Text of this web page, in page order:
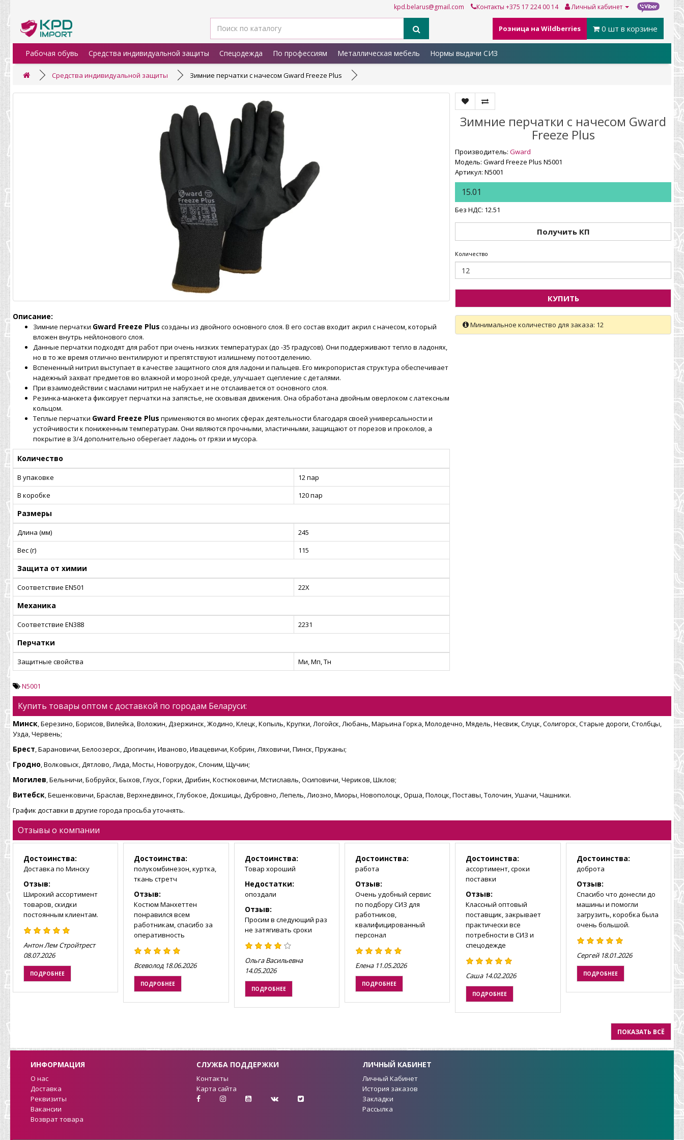
kpd.belarus@gmail.com Контакты +375 17 224 00 14 Личный кабинет
Розница на Wildberries 0 шт в корзине
Рабочая обувь Средства индивидуальной защиты Спецодежда По профессиям Металлическая мебель Нормы выдачи СИЗ
Средства индивидуальной защиты Зимние перчатки с начесом Gward Freeze Plus
Описание:
Зимние перчатки Gward Freeze Plus созданы из двойного основного слоя. В его состав входит акрил с начесом, который
вложен внутрь нейлонового слоя.
Данные перчатки подходят для работ при очень низких температурах (до -35 градусов). Они поддерживают тепло в ладонях,
но в то же время отлично вентилируют и препятствуют излишнему потоотделению.
Вспененный нитрил выступает в качестве защитного слоя для ладони и пальцев. Его микропористая структура обеспечивает
надежный захват предметов во влажной и морозной среде, улучшает сцепление с деталями.
При взаимодействии с маслами нитрил не набухает и не отслаивается от основного слоя.
Резинка-манжета фиксирует перчатки на запястье, не сковывая движения. Она обработана двойным оверлоком с латексным
кольцом.
Теплые перчатки Gward Freeze Plus применяются во многих сферах деятельности благодаря своей универсальности и
устойчивости к пониженным температурам. Они являются прочными, эластичными, защищают от порезов и проколов, а
покрытие в 3/4 дополнительно оберегает ладонь от грязи и мусора.
Количество
В упаковке
12 пар
В коробке
120 пар
Размеры
Длина (мм)
245
Вес (г)
115
Защита от химии
Соответствие EN501 22X
Механика
Соответствие EN388 2231
Перчатки
Защитные свойства Ми, Мп, Тн
Зимние перчатки с начесом Gward
Freeze Plus
Производитель:Gward
Модель: Gward Freeze Plus N5001
Артикул: N5001
15.01
Без НДС: 12.51
Получить КП
Количество
КУПИТЬ
Минимальное количество для заказа: 12
N5001
Купить товары оптом с доставкой по городам Беларуси:
Минск, Березино, Борисов, Вилейка, Воложин, Дзержинск, Жодино, Клецк, Копыль, Крупки, Логойск, Любань, Марьина Горка, Молодечно, Мядель, Несвиж, Слуцк, Солигорск, Старые дороги, Столбцы,
Узда, Червень;
Брест, Барановичи, Белоозерск, Дрогичин, Иваново, Ивацевичи, Кобрин, Ляховичи, Пинск, Пружаны;
Гродно, Волковыск, Дятлово, Лида, Мосты, Новогрудок, Слоним, Щучин;
Могилев, Белыничи, Бобруйск, Быхов, Глуск, Горки, Дрибин, Костюковичи, Мстиславль, Осиповичи, Чериков, Шклов;
Витебск, Бешенковичи, Браслав, Верхнедвинск, Глубокое, Докшицы, Дубровно, Лепель, Лиозно, Миоры, Новополоцк, Орша, Полоцк, Поставы, Толочин, Ушачи, Чашники.
График доставки в другие города просьба уточнять.
Отзывы о компании
Достоинства:
Доставка по Минску
Отзыв:
Широкий ассортимент
товаров, скидки
постоянным клиентам.
Антон Лем Стройтрест
08.07.2026
ПОДРОБНЕЕ
Достоинства:
полукомбинезон, куртка,
ткань стретч
Отзыв:
Костюм Манхеттен
понравился всем
работникам, спасибо за
оперативность
Всеволод 18.06.2026
ПОДРОБНЕЕ
Достоинства:
Товар хороший
Недостатки:
опоздали
Отзыв:
Просим в следующий раз
не затягивать сроки
Ольга Васильевна
14.05.2026
ПОДРОБНЕЕ
Достоинства:
работа
Отзыв:
Очень удобный сервис
по подбору СИЗ для
работников,
квалифицированный
персонал
Елена 11.05.2026
ПОДРОБНЕЕ
Достоинства:
ассортимент, сроки
поставки
Отзыв:
Классный оптовый
поставщик, закрывает
практически все
потребности в СИЗ и
спецодежде
Саша 14.02.2026
ПОДРОБНЕЕ
Достоинства:
доброта
Отзыв:
Спасибо что донесли до
машины и помогли
загрузить, коробка была
очень большой.
Сергей 18.01.2026
ПОДРОБНЕЕ
ПОКАЗАТЬ ВСЁ
ИНФОРМАЦИЯ
О нас
Доставка
Реквизиты
Вакансии
Возврат товара
СЛУЖБА ПОДДЕРЖКИ
Контакты
Карта сайта
ЛИЧНЫЙ КАБИНЕТ
Личный Кабинет
История заказов
Закладки
Рассылка